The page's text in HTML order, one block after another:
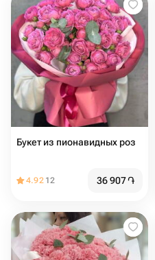
Букет из пионавидных роз
4.92 12 36 907֏